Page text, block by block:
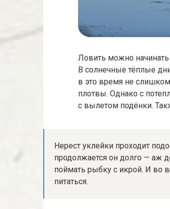
Ловить можно начинать
В солнечные тёплые
в это время не
плотвы. Однако с
с вылетом подёнки.
Нерест уклейки проходит
продолжается он долго — аж
поймать рыбку с икрой. И во
питаться.